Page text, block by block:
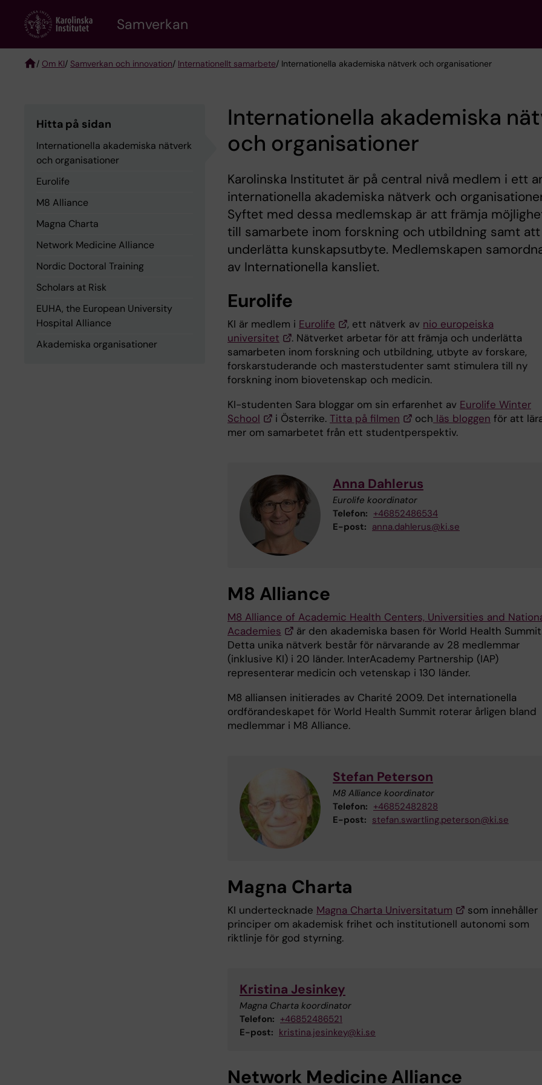
content
Samverkan
/ Om KI/ Samverkan och innovation/ Internationellt samarbete/ Internationella akademiska nätverk och organisationer
Hitta på sidan
Internationella akademiska nätverk
och organisationer
Eurolife
M8 Alliance
Magna Charta
Network Medicine Alliance
Nordic Doctoral Training
Scholars at Risk
EUHA, the European University
Hospital Alliance
Akademiska organisationer
Internationella akademiska
och organisationer
Karolinska Institutet är på central nivå medlem i ett
internationella akademiska nätverk och
Syftet med dessa medlemskap är att främja
till samarbete inom forskning och utbildning samt att
underlätta kunskapsutbyte. Medlemskapen
av Internationella kansliet.
Eurolife
KI är medlem i Eurolife , ett nätverk av nio europeiska
universitet
. Nätverket arbetar för att främja och underlätta
samarbeten inom forskning och utbildning, utbyte av forskare,
forskarstuderande och masterstudenter samt stimulera till ny
forskning inom biovetenskap och medicin.
KI-studenten Sara bloggar om sin erfarenhet av Eurolife Winter
School
i Österrike. Titta på filmen och läs bloggen för att
mer om samarbetet från ett studentperspektiv.
Anna Dahlerus
Eurolife koordinator
Telefon: +46852486534
E-post: anna.dahlerus@ki.se
M8 Alliance
M8 Alliance of Academic Health Centers, Universities and
Academies
är den akademiska basen för World Health
Detta unika nätverk består för närvarande av 28 medlemmar
(inklusive KI) i 20 länder. InterAcademy Partnership (IAP)
representerar medicin och vetenskap i 130 länder.
M8 alliansen initierades av Charité 2009. Det internationella
ordförandeskapet för World Health Summit roterar årligen bland
medlemmar i M8 Alliance.
Stefan Peterson
M8 Alliance koordinator
Telefon: +46852482828
E-post: stefan.swartling.peterson@ki.se
Magna Charta
KI undertecknade Magna Charta Universitatum
som innehåller
principer om akademisk frihet och institutionell autonomi som
riktlinje för god styrning.
Kristina Jesinkey
Magna Charta koordinator
Telefon: +46852486521
E-post: kristina.jesinkey@ki.se
Network Medicine Alliance